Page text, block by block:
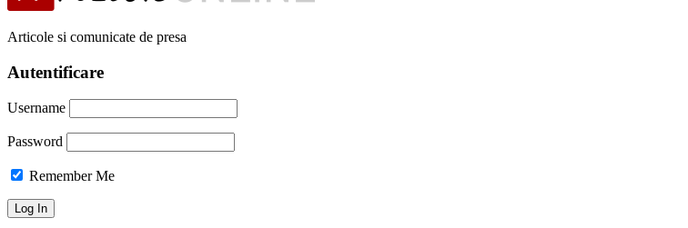
Articole si comunicate de presa
Autentificare
Username
Password
Remember Me